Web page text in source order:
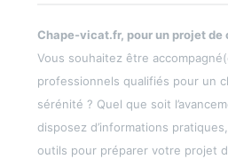
Chape-vicat.fr, pour un projet de
Vous souhaitez être
professionnels qualifiés pour un
sérénité ? Quel que soit
disposez d’informations
outils pour préparer votre projet